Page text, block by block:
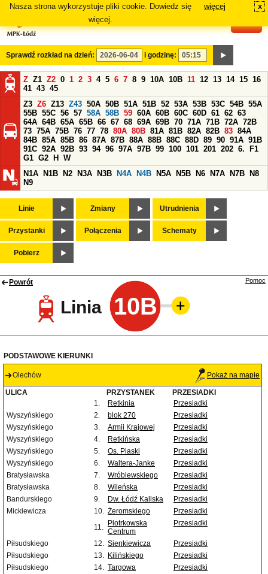
Nasza strona wykorzystuje pliki cookie. Dowiedz się
więcej.
więcej x
Sprawdź rozkład na dzień: i godzinę:
Z Z1 Z2 0 1 2 3 4 5 6 7 8 9 10A 10B 11 12 13 14 15 16
41 43 45
Z3 Z6 Z13 Z43 50A 50B 51A 51B 52 53A 53B 53C 54B 55A
55B 55C 56 57 58A 58B 59 60A 60B 60C 60D 61 62 63
64A 64B 65A 65B 66 67 68 69A 69B 70 71A 71B 72A 72B
73 75A 75B 76 77 78 80A 80B 81A 81B 82A 82B 83 84A
84B 85A 85B 86 87A 87B 88A 88B 88C 88D 89 90 91A 91B
91C 92A 92B 93 94 96 97A 97B 99 100 101 201 202 6.
F1
G1 G2 H
W
N1A
N1B N2 N3A N3B N4A N4B N5A N5B N6 N7A N7B
N8
N9
Linie Zmiany Utrudnienia
Przystanki Połączenia Schematy
Pobierz
Powrót
Linia 10B
Pomoc
PODSTAWOWE KIERUNKI
Olechów Pokaż na mapie
ULICA PRZYSTANEK
PRZESIADKI
1.
Retkinia
Przesiadki
Wyszyńskiego
2. blok 270
Przesiadki
Wyszyńskiego
3. Armii Krajowej
Przesiadki
Wyszyńskiego
4. Retkińska
Przesiadki
Wyszyńskiego
5. Os. Piaski
Przesiadki
Wyszyńskiego
6. Waltera-Janke
Przesiadki
Bratysławska
7. Wróblewskiego
Przesiadki
Bratysławska
8. Wileńska
Przesiadki
Bandurskiego
9. Dw. Łódź Kaliska
Przesiadki
Mickiewicza
10. Żeromskiego
Przesiadki
11.
Piotrkowska
Centrum
Przesiadki
Piłsudskiego 12. Sienkiewicza
Przesiadki
Piłsudskiego
13. Kilińskiego
Przesiadki
Piłsudskiego
14. Targowa
Przesiadki